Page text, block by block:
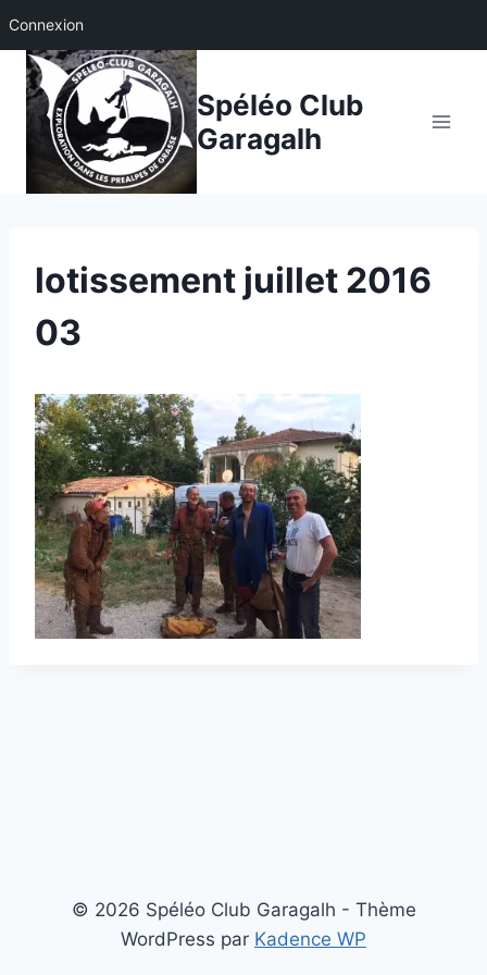
Connexion
Aller
contenu
Spéléo Club
Garagalh
lotissement juillet 2016
03
© 2026 Spéléo Club Garagalh - Thème
WordPress par Kadence WP